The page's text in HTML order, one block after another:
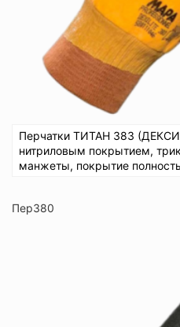
Перчатки ТИТАН 383
нитриловым покрытием,
манжеты, покрытие
Пер380